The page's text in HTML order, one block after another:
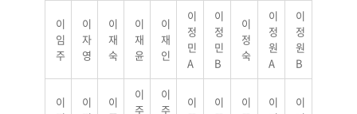
이
임
주
이
자
영
이
재
숙
이
재
윤
이
재
인
이
정
민
A
이
정
민
B
이
정
숙
이
정
원
A
이
정
원
B
이
이
이
이
주
이
주
이
이
이
이
이